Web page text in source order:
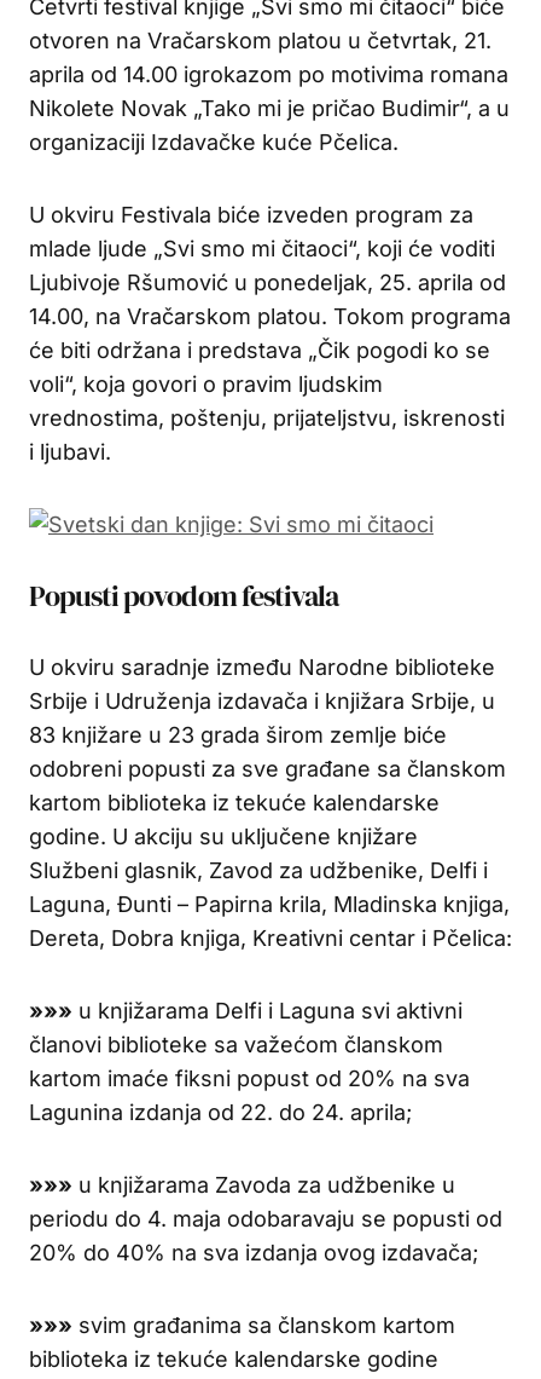
Četvrti festival knjige „Svi smo mi čitaoci“ biće
otvoren na Vračarskom platou u četvrtak, 21.
aprila od 14.00 igrokazom po motivima romana
Nikolete Novak „Tako mi je pričao Budimir“, a u
organizaciji Izdavačke kuće Pčelica.
U okviru Festivala biće izveden program za
mlade ljude „Svi smo mi čitaoci“, koji će voditi
Ljubivoje Ršumović u ponedeljak, 25. aprila od
14.00, na Vračarskom platou. Tokom programa
će biti održana i predstava „Čik pogodi ko se
voli“, koja govori o pravim ljudskim
vrednostima, poštenju, prijateljstvu, iskrenosti
i ljubavi.
Popusti povodom festivala
U okviru saradnje između Narodne biblioteke
Srbije i Udruženja izdavača i knjižara Srbije, u
83 knjižare u 23 grada širom zemlje biće
odobreni popusti za sve građane sa članskom
kartom biblioteka iz tekuće kalendarske
godine. U akciju su uključene knjižare
Službeni glasnik, Zavod za udžbenike, Delfi i
Laguna, Đunti – Papirna krila, Mladinska knjiga,
Dereta, Dobra knjiga, Kreativni centar i Pčelica:
»»» u knjižarama Delfi i Laguna svi aktivni
članovi biblioteke sa važećom članskom
kartom imaće fiksni popust od 20% na sva
Lagunina izdanja od 22. do 24. aprila;
»»» u knjižarama Zavoda za udžbenike u
periodu do 4. maja odobaravaju se popusti od
20% do 40% na sva izdanja ovog izdavača;
»»» svim građanima sa članskom kartom
biblioteka iz tekuće kalendarske godine